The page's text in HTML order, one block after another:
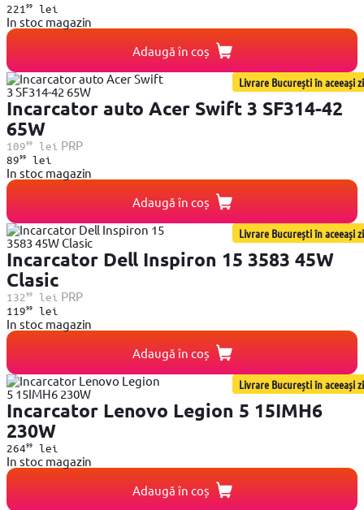
221 99lei
In stoc magazin
Adaugă în coș
Livrare București în aceeași zi
Incarcator auto Acer Swift 3 SF314-42
65W
10999lei PRP
8999lei
In stoc magazin
Adaugă în coș
Livrare București în aceeași zi
Incarcator Dell Inspiron 15 3583 45W
Clasic
13299lei PRP
11999lei
In stoc magazin
Adaugă în coș
Livrare București în aceeași zi
Incarcator Lenovo Legion 5 15IMH6
230W
26499lei
In stoc magazin
Adaugă în coș